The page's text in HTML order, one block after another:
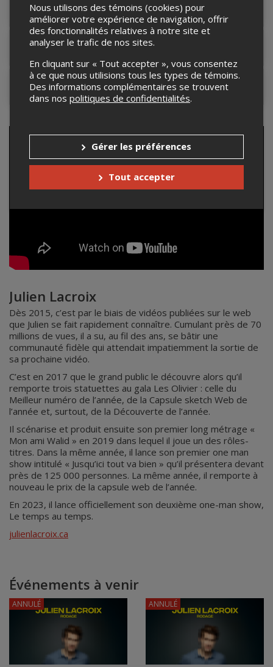
Détails de l'événement
Lieu de l'événement
Contacter l'organisateur
Julien Lacroix
Dès 2015, c’est par le biais de vidéos publiées sur le web
que Julien se fait rapidement connaître. Cumulant près de 70
millions de vues, il a su, au fil des ans, se bâtir une
communauté fidèle qui attendait impatiemment la sortie de
sa prochaine vidéo.
C’est en 2017 que le grand public le découvre alors qu’il
remporte trois statuettes au gala Les Olivier : celle du
Meilleur numéro de l’année, de la Capsule sketch Web de
l’année et, surtout, de la Découverte de l’année.
Il scénarise et produit ensuite son premier long métrage «
Mon ami Walid » en 2019 dans lequel il joue un des rôles-
titres. Dans la même année, il lance son premier one man
show intitulé « Jusqu’ici tout va bien » qu’il présentera devant
près de 125 000 personnes. La même année, il remporte à
nouveau le prix de la capsule web de l’année.
En 2023, il lance officiellement son deuxième one-man show,
Le temps au temps.
julienlacroix.ca
Événements à venir
ANNULÉ ANNULÉ
Nous utilisons des témoins (cookies) pour
améliorer votre expérience de navigation, offrir
des fonctionnalités relatives à notre site et
analyser le trafic de nos sites.
En cliquant sur « Tout accepter », vous consentez
à ce que nous utilisions tous les types de témoins.
Des informations complémentaires se trouvent
dans nos politiques de confidentialités.
Gérer les préférences
Tout accepter